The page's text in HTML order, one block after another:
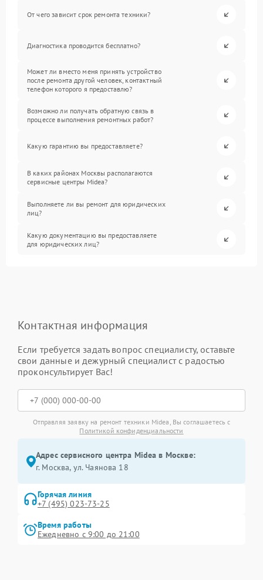
От чего зависит срок ремонта техники?
Диагностика проводится бесплатно?
Может ли вместо меня принять устройство
после ремонта другой человек, контактный
телефон которого я предоставлю?
Возможно ли получать обратную связь в
процессе выполнения ремонтных работ?
Какую гарантию вы предоставляете?
В каких районах Москвы располагаются
сервисные центры Midea?
Выполняете ли вы ремонт для юридических
лиц?
Какую документацию вы предоставляете
для юридических лиц?
Контактная информация
Если требуется задать вопрос специалисту, оставьте
свои данные и дежурный специалист с радостью
проконсультирует Вас!
Отправляя заявку на ремонт техники Midea, Вы соглашаетесь с
Политикой конфиденциальности
Адрес сервисного центра Midea в Москве:
г. Москва, ул. Чаянова 18
Горячая линия
+7 (495) 023-73-25
Время работы
Ежедневно с 9:00 до 21:00